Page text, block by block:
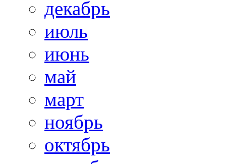
декабрь
июль
июнь
май
март
ноябрь
октябрь